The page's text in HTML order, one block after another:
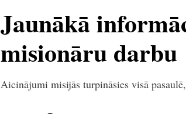
Jaunākā
misionāru darbu
Aicinājumi misijās turpināsies visā